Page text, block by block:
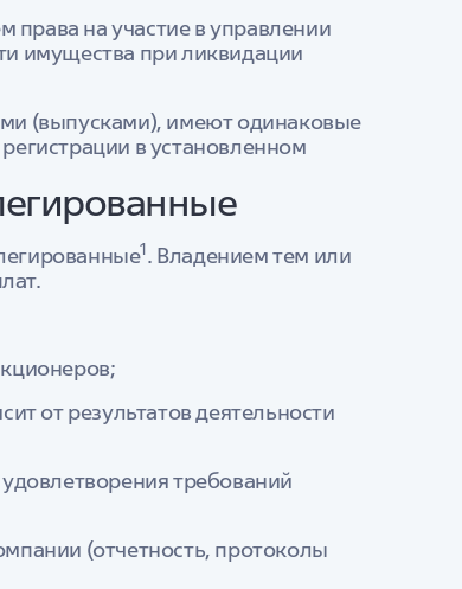
права на участие в управлении
имущества при ликвидации
(выпусками), имеют одинаковые
в установленном
1. Владением тем или
от результатов деятельности
требований
(отчетность, протоколы